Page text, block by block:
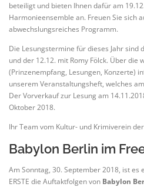
beteiligt und bieten Ihnen dafür am
Harmonieensemble an. Freuen Sie sich
abwechslungsreiches Programm.
Die Lesungstermine für dieses Jahr sind
und der 12.12. mit Romy Fölck. Über
(Prinzenempfang, Lesungen, Konzerte)
unserem Veranstaltungsheft, welches
Der Vorverkauf zur Lesung am
Oktober 2018.
Ihr Team vom Kultur- und Krimiverein
Babylon Berlin im
Am Sonntag, 30. September 2018, ist es
ERSTE die Auftaktfolgen von Babylon